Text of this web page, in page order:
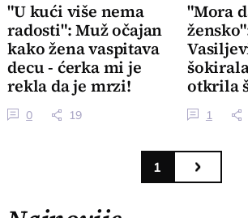
"U kući više nema
radosti": Muž očajan
kako žena vaspitava
decu - ćerka mi je
rekla da je mrzi!
0 19
"Mora
otkrila
snaga
1
1